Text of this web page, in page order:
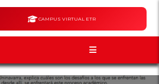
CAMPUS VIRTUAL ETR